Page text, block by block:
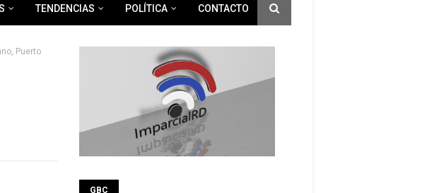
TENDENCIAS POLÍTICA CONTACTO
Puerto
GBC